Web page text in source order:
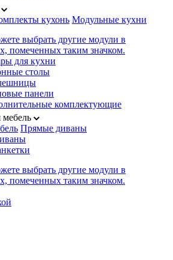
кухонь Модульные кухни
выбрать другие модули в
помеченных таким значком.
для кухни
столы
панели
комплектующие
мебель
Прямые диваны
выбрать другие модули в
помеченных таким значком.